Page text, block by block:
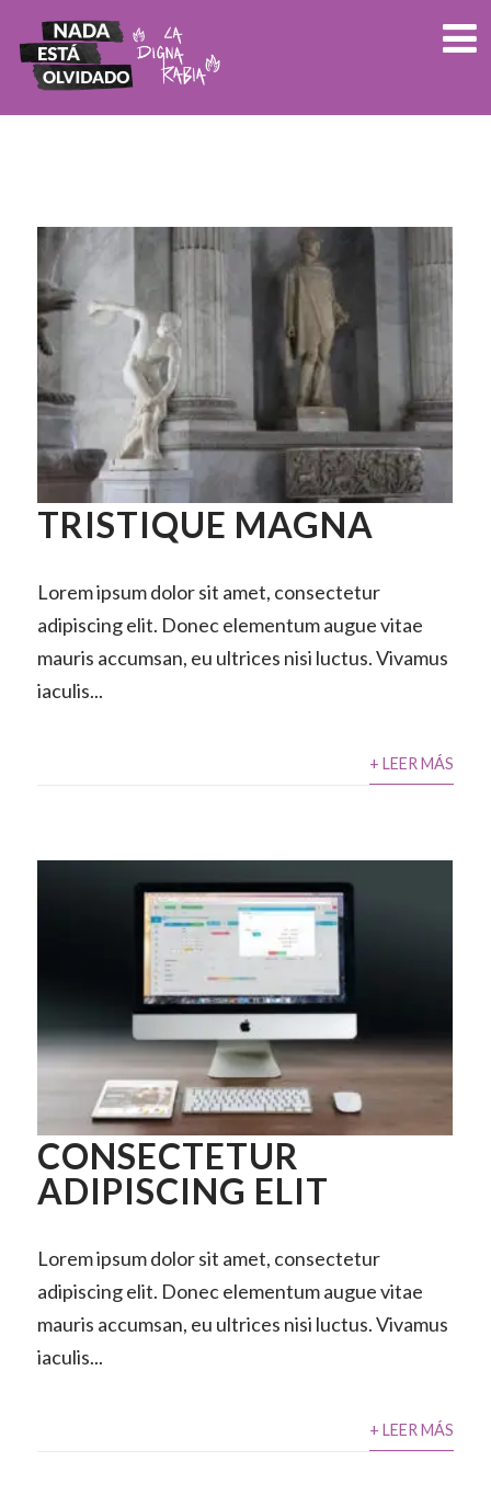
TRISTIQUE MAGNA
Lorem ipsum dolor sit amet, consectetur
adipiscing elit. Donec elementum augue vitae
mauris accumsan, eu ultrices nisi luctus. Vivamus
iaculis...
+ LEER MÁS
CONSECTETUR
ADIPISCING ELIT
Lorem ipsum dolor sit amet, consectetur
adipiscing elit. Donec elementum augue vitae
mauris accumsan, eu ultrices nisi luctus. Vivamus
iaculis...
+ LEER MÁS